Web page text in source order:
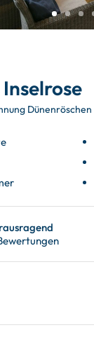
Inselrose
Dünenröschen